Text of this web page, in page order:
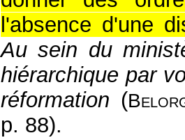
l'absence d'une
Au sein du
hiérarchique par
réformation (
p. 88).